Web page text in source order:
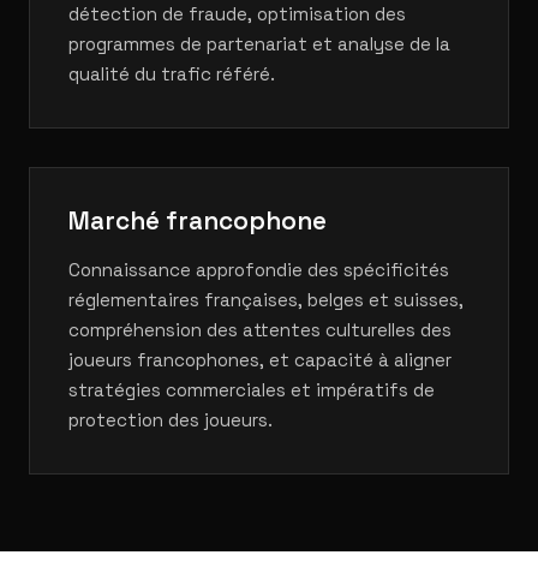
détection de fraude, optimisation des
programmes de partenariat et analyse de la
qualité du trafic référé.
Marché francophone
Connaissance approfondie des spécificités
réglementaires françaises, belges et suisses,
compréhension des attentes culturelles des
joueurs francophones, et capacité à aligner
stratégies commerciales et impératifs de
protection des joueurs.